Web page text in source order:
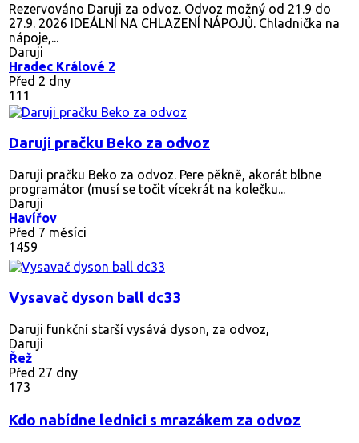
Rezervováno Daruji za odvoz. Odvoz možný od 21.9 do
27.9. 2026 IDEÁLNÍ NA CHLAZENÍ NÁPOJŮ. Chladnička na
nápoje,...
Daruji
Hradec Králové 2
Před 2 dny
111
Daruji pračku Beko za odvoz
Daruji pračku Beko za odvoz. Pere pěkně, akorát blbne
programátor (musí se točit vícekrát na kolečku...
Daruji
Havířov
Před 7 měsíci
1459
Vysavač dyson ball dc33
Daruji funkční starší vysává dyson, za odvoz,
Daruji
Řež
Před 27 dny
173
Kdo nabídne lednici s mrazákem za odvoz